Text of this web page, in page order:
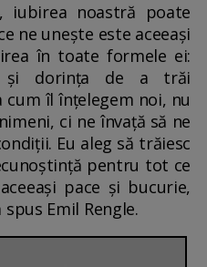
iubirea noastră poate
ne unește este aceeași
în toate formele ei:
și dorința de a trăi
cum îl înțelegem noi, nu
ci ne învață să ne
Eu aleg să trăiesc
pentru tot ce
pace și bucurie,
Emil Rengle.